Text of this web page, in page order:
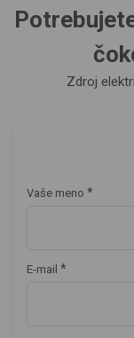
Zdroj
Vaše meno *
E-mail *